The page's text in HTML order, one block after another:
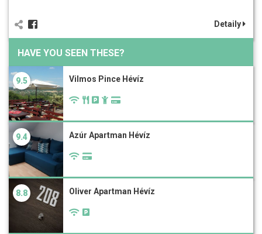
Detaily
HAVE YOU SEEN THESE?
9.5 Vilmos Pince Hévíz
9.4 Azúr Apartman Hévíz
8.8 Oliver Apartman Hévíz